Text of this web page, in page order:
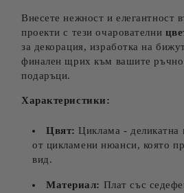
Внесете нежност и елегантност
проекти с тези очарователни
за декорация, изработка на
финален щрих към вашите ръчно
подаръци.
Характеристики:
Цвят: Циклама - деликатна
от цикламени нюанси, която
вид.
Материал: Плат със